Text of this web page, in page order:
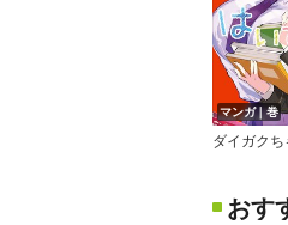
マンガ｜巻
おす